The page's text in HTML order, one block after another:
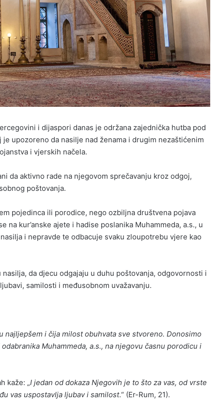
i dijaspori danas je održana zajednička hutba pod
je upozoreno da nasilje nad ženama i drugim nezaštićenim
i vjerskih načela.
da aktivno rade na njegovom sprečavanju kroz odgoj,
poštovanja.
pojedinca ili porodice, nego ozbiljna društvena pojava
na kur’anske ajete i hadise poslanika Muhammeda, a.s., u
i nepravde te odbacuje svaku zloupotrebu vjere kao
da djecu odgajaju u duhu poštovanja, odgovornosti i
samilosti i međusobnom uvažavanju.
najljepšem i čija milost obuhvata sve stvoreno. Donosimo
Muhammeda, a.s., na njegovu časnu porodicu i
kaže: „I jedan od dokaza Njegovih je to što za vas, od vrste
vas uspostavlja ljubav i samilost.“ (Er-Rum, 21).